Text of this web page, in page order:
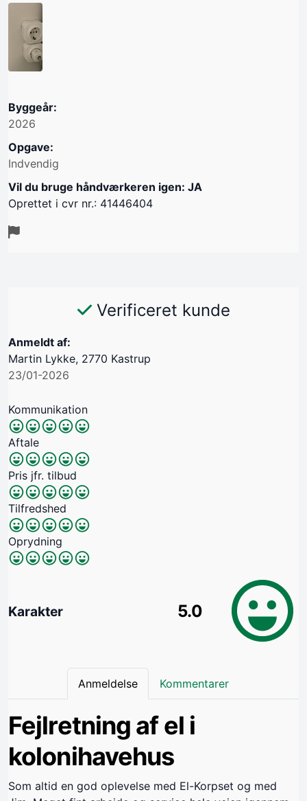
Byggeår:
2026
Opgave:
Indvendig
Vil du bruge håndværkeren igen: JA
Oprettet i cvr nr.: 41446404
Verificeret kunde
Anmeldt af:
Martin Lykke, 2770 Kastrup
23/01-2026
Kommunikation
Aftale
Pris jfr. tilbud
Tilfredshed
Oprydning
Karakter 5.0
Anmeldelse Kommentarer
Fejlretning af el i
kolonihavehus
Som altid en god oplevelse med El-Korpset og med